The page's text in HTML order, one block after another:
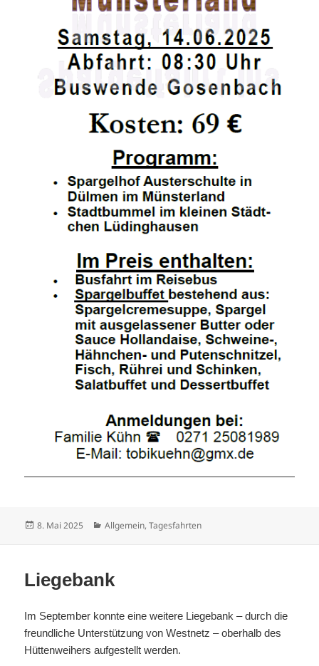
Veröffentlicht
8. Mai 2025 Kategorien
Allgemein,Tagesfahrten
Liegebank
Im September konnte eine weitere Liegebank – durch die
freundliche Unterstützung von Westnetz – oberhalb des
Hüttenweihers aufgestellt werden.